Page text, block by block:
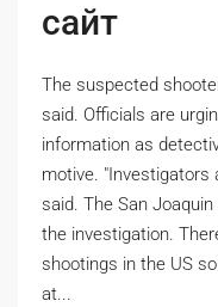
сайт
The suspected
said. Officials are
information as
motive. "Investigators
said. The San
the investigation.
shootings in the US
at...